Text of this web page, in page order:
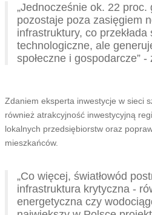
„Jednocześnie ok. 22 proc.
pozostaje poza zasięgiem
infrastruktury, co
technologiczne, ale
społeczne i gospodarcze” -
Zdaniem eksperta inwestycje w sieci
również atrakcyjność inwestycyjną
lokalnych przedsiębiorstw oraz
mieszkańców.
„Co więcej, światłowód
infrastruktura krytyczna -
energetyczna czy